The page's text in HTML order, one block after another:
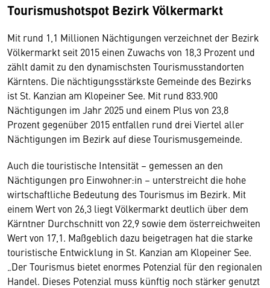
Tourismushotspot Bezirk Völkermarkt
Mit rund 1,1 Millionen Nächtigungen verzeichnet der Bezirk
Völkermarkt seit 2015 einen Zuwachs von 18,3 Prozent und
zählt damit zu den dynamischsten Tourismusstandorten
Kärntens. Die nächtigungsstärkste Gemeinde des Bezirks
ist St. Kanzian am Klopeiner See. Mit rund 833.900
Nächtigungen im Jahr 2025 und einem Plus von 23,8
Prozent gegenüber 2015 entfallen rund drei Viertel aller
Nächtigungen im Bezirk auf diese Tourismusgemeinde.
Auch die touristische Intensität – gemessen an den
Nächtigungen pro Einwohner:in – unterstreicht die hohe
wirtschaftliche Bedeutung des Tourismus im Bezirk. Mit
einem Wert von 26,3 liegt Völkermarkt deutlich über dem
Kärntner Durchschnitt von 22,9 sowie dem österreichweiten
Wert von 17,1. Maßgeblich dazu beigetragen hat die starke
touristische Entwicklung in St. Kanzian am Klopeiner See.
„Der Tourismus bietet enormes Potenzial für den regionalen
Handel. Dieses Potenzial muss künftig noch stärker genutzt